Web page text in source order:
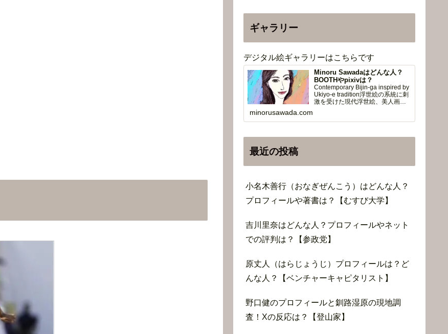
ギャラリー
デジタル絵ギャラリーはこちらです
Minoru Sawadaはどんな人？
BOOTHやpixivは？
Contemporary Bijin-ga inspired by
Ukiyo-e tradition浮世絵の系統に刺
激を受けた現代浮世絵、美人画、
minorusawada.com
最近の投稿
小名木善行（おなぎぜんこう）はどんな人？
プロフィールや著書は？【むすび大学】
吉川里奈はどんな人？プロフィールやネット
での評判は？【参政党】
原丈人（はらじょうじ）プロフィールは？ど
んな人？【ベンチャーキャピタリスト】
野口健のプロフィールと釧路湿原の現地調
査！Xの反応は？【登山家】